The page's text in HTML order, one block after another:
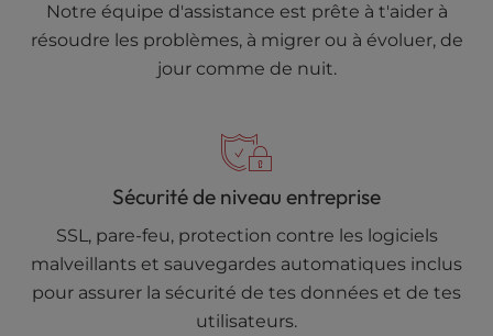
Notre équipe d'assistance est prête à t'aider à
résoudre les problèmes, à migrer ou à évoluer, de
jour comme de nuit.
Sécurité de niveau entreprise
SSL, pare-feu, protection contre les logiciels
malveillants et sauvegardes automatiques inclus
pour assurer la sécurité de tes données et de tes
utilisateurs.